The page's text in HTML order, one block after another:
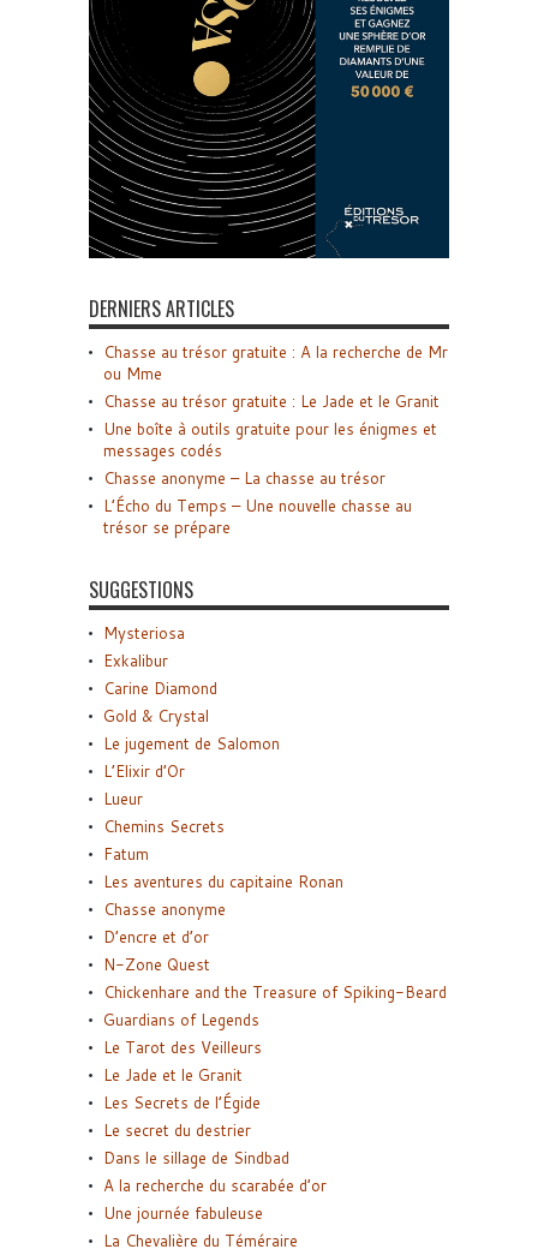
DERNIERS ARTICLES
Chasse au trésor gratuite : A la recherche de Mr
ou Mme
Chasse au trésor gratuite : Le Jade et le Granit
Une boîte à outils gratuite pour les énigmes et
messages codés
Chasse anonyme – La chasse au trésor
L’Écho du Temps – Une nouvelle chasse au
trésor se prépare
SUGGESTIONS
Mysteriosa
Exkalibur
Carine Diamond
Gold & Crystal
Le jugement de Salomon
L’Elixir d’Or
Lueur
Chemins Secrets
Fatum
Les aventures du capitaine Ronan
Chasse anonyme
D’encre et d’or
N-Zone Quest
Chickenhare and the Treasure of Spiking-Beard
Guardians of Legends
Le Tarot des Veilleurs
Le Jade et le Granit
Les Secrets de l’Égide
Le secret du destrier
Dans le sillage de Sindbad
A la recherche du scarabée d’or
Une journée fabuleuse
La Chevalière du Téméraire